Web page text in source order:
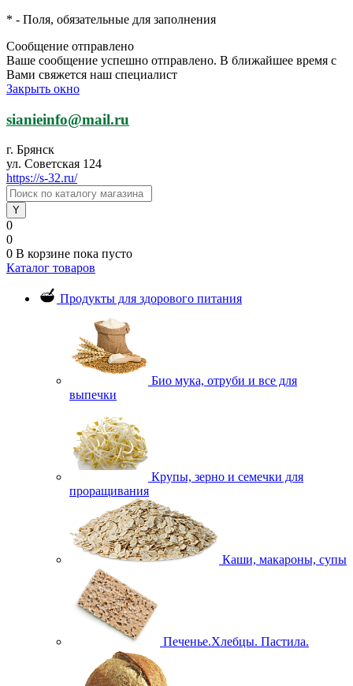
* - Поля, обязательные для заполнения
Сообщение отправлено
Ваше сообщение успешно отправлено. В ближайшее время с
Вами свяжется наш специалист
Закрыть окно
sianieinfo@mail.ru
г. Брянск
ул. Советская 124
https://s-32.ru/
0
0
0 В корзине пока пусто
Каталог товаров
Продукты для здорового питания
Био мука, отруби и все для
выпечки
Крупы, зерно и семечки для
проращивания
Каши, макароны, супы
Печенье.Хлебцы. Пастила.